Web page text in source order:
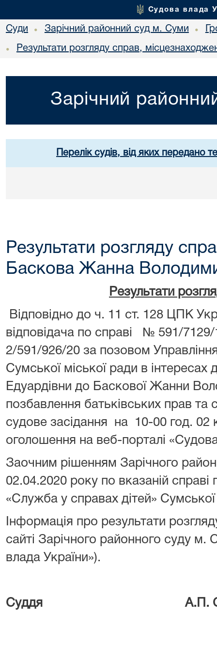
Судова влада
Суди • Зарічний районний суд м. Суми •
• Результати розгляду справ,
Зарічний
Перелік судів, від яких передано
Результати розгляду
Баскова Жанна
Результати
Відповідно до ч. 11 ст. 128 ЦПК
відповідача по справі № 591/
2/591/926/20 за позовом
Сумської міської ради в інтересах
Едуардівни до Баскової Жанни
позбавлення батьківських прав та
судове засідання на 10-00 год. 02
оголошення на веб-порталі
Заочним рішенням Зарічного
02.04.2020 року по вказаній справі
«Служба у справах дітей»
Інформація про результати
сайті Зарічного районного суду
влада України»).
Суддя А.П.